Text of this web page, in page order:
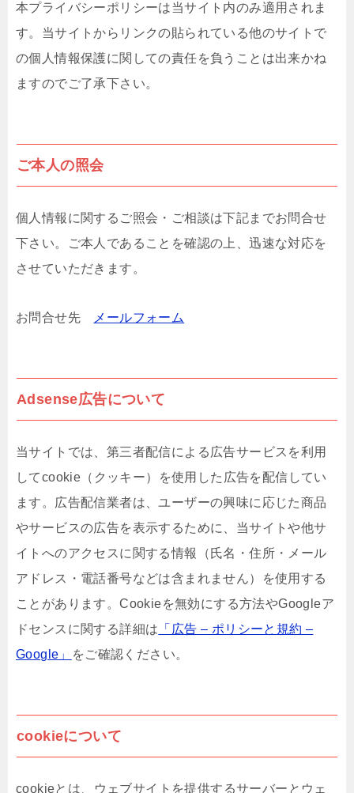
本プライバシーポリシーは当サイト内のみ適用されま
す。当サイトからリンクの貼られている他のサイトで
の個人情報保護に関しての責任を負うことは出来かね
ますのでご了承下さい。
ご本人の照会
個人情報に関するご照会・ご相談は下記までお問合せ
下さい。ご本人であることを確認の上、迅速な対応を
させていただきます。
お問合せ先 メールフォーム
Adsense広告について
当サイトでは、第三者配信による広告サービスを利用
してcookie（クッキー）を使用した広告を配信してい
ます。広告配信業者は、ユーザーの興味に応じた商品
やサービスの広告を表示するために、当サイトや他サ
イトへのアクセスに関する情報（氏名・住所・メール
アドレス・電話番号などは含まれません）を使用する
ことがあります。Cookieを無効にする方法やGoogleア
ドセンスに関する詳細は 「広告 – ポリシーと規約 –
Google」
をご確認ください。
cookieについて
cookieとは、ウェブサイトを提供するサーバーとウェ